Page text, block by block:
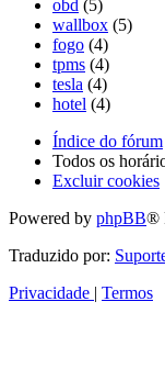
obd (5)
wallbox (5)
fogo (4)
tpms (4)
tesla (4)
hotel (4)
Índice do fórum
Todos os
Excluir cookies
Powered by phpBB®
Traduzido por:
Privacidade | Termos